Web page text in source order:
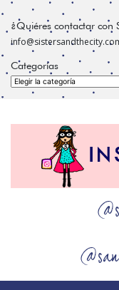
¿Quiéres contactar con
Categorías
Categorías